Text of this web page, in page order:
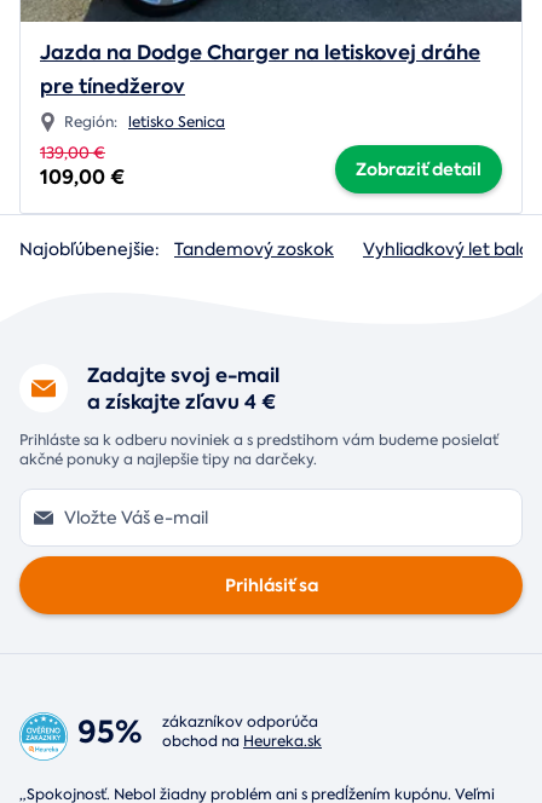
Jazda na Dodge Charger na letiskovej dráhe
pre tínedžerov
Región: letisko Senica
139,00 €
109,00 € Zobraziť detail
Najobľúbenejšie: Tandemový zoskok Vyhliadkový let
Zadajte svoj e-mail
a získajte zľavu 4 €
Prihláste sa k odberu noviniek a s predstihom vám budeme posielať
akčné ponuky a najlepšie tipy na darčeky.
Prihlásiť sa
95%
zákazníkov odporúča
obchod na Heureka.sk
„Spokojnosť. Nebol žiadny problém ani s predĺžením kupónu. Veľmi